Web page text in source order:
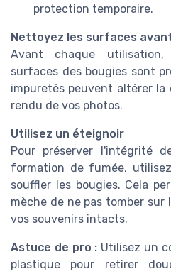
protection temporaire.
Nettoyez les surfaces
Avant chaque
surfaces des bougies sont
impuretés peuvent altérer
rendu de vos photos.
Utilisez un éteignoir
Pour préserver l'intégrité
formation de fumée,
souffler les bougies. Cela
mèche de ne pas tomber
vos souvenirs intacts.
Astuce de pro : Utilisez un
plastique pour retirer